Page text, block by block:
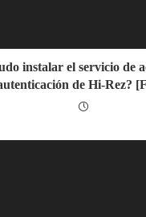
instalar el servicio de
de Hi-Rez?